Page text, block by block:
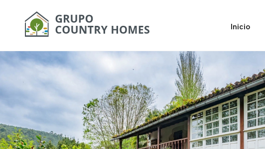
Inicio